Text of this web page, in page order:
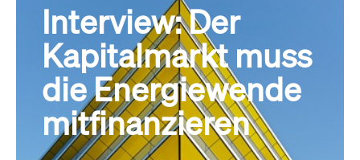
Interview: Der
Kapitalmarkt muss
die Energiewende
mitfinanzieren